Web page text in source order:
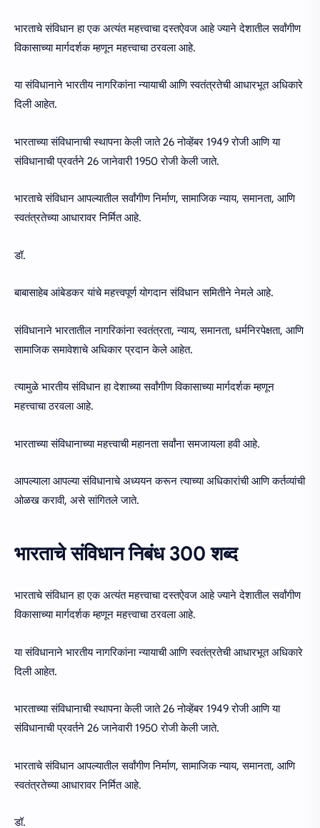
भारताचे संविधान हा एक अत्यंत महत्त्वाचा दस्तऐवज आहे ज्याने देशातील सर्वांगीण
विकासाच्या मार्गदर्शक म्हणून महत्त्वाचा ठरवला आहे.
या संविधानाने भारतीय नागरिकांना न्यायाची आणि स्वतंत्रतेची आधारभूत अधिकारे
दिली आहेत.
भारताच्या संविधानाची स्थापना केली जाते 26 नोव्हेंबर 1949 रोजी आणि या
संविधानाची प्रवर्तने 26 जानेवारी 1950 रोजी केली जाते.
भारताचे संविधान आपल्यातील सर्वांगीण निर्माण, सामाजिक न्याय, समानता, आणि
स्वतंत्रतेच्या आधारावर निर्मित आहे.
डॉ.
बाबासाहेब आंबेडकर यांचे महत्त्वपूर्ण योगदान संविधान समितीने नेमले आहे.
संविधानाने भारतातील नागरिकांना स्वतंत्रता, न्याय, समानता, धर्मनिरपेक्षता, आणि
सामाजिक समावेशाचे अधिकार प्रदान केले आहेत.
त्यामुळे भारतीय संविधान हा देशाच्या सर्वांगीण विकासाच्या मार्गदर्शक म्हणून
महत्त्वाचा ठरवला आहे.
भारताच्या संविधानाच्या महत्त्वाची महानता सर्वांना समजायला हवी आहे.
आपल्याला आपल्या संविधानाचे अध्ययन करून त्याच्या अधिकारांची आणि कर्तव्यांची
ओळख करावी, असे सांगितले जाते.
भारताचे संविधान निबंध 300 शब्द
भारताचे संविधान हा एक अत्यंत महत्त्वाचा दस्तऐवज आहे ज्याने देशातील सर्वांगीण
विकासाच्या मार्गदर्शक म्हणून महत्त्वाचा ठरवला आहे.
या संविधानाने भारतीय नागरिकांना न्यायाची आणि स्वतंत्रतेची आधारभूत अधिकारे
दिली आहेत.
भारताच्या संविधानाची स्थापना केली जाते 26 नोव्हेंबर 1949 रोजी आणि या
संविधानाची प्रवर्तने 26 जानेवारी 1950 रोजी केली जाते.
भारताचे संविधान आपल्यातील सर्वांगीण निर्माण, सामाजिक न्याय, समानता, आणि
स्वतंत्रतेच्या आधारावर निर्मित आहे.
डॉ.